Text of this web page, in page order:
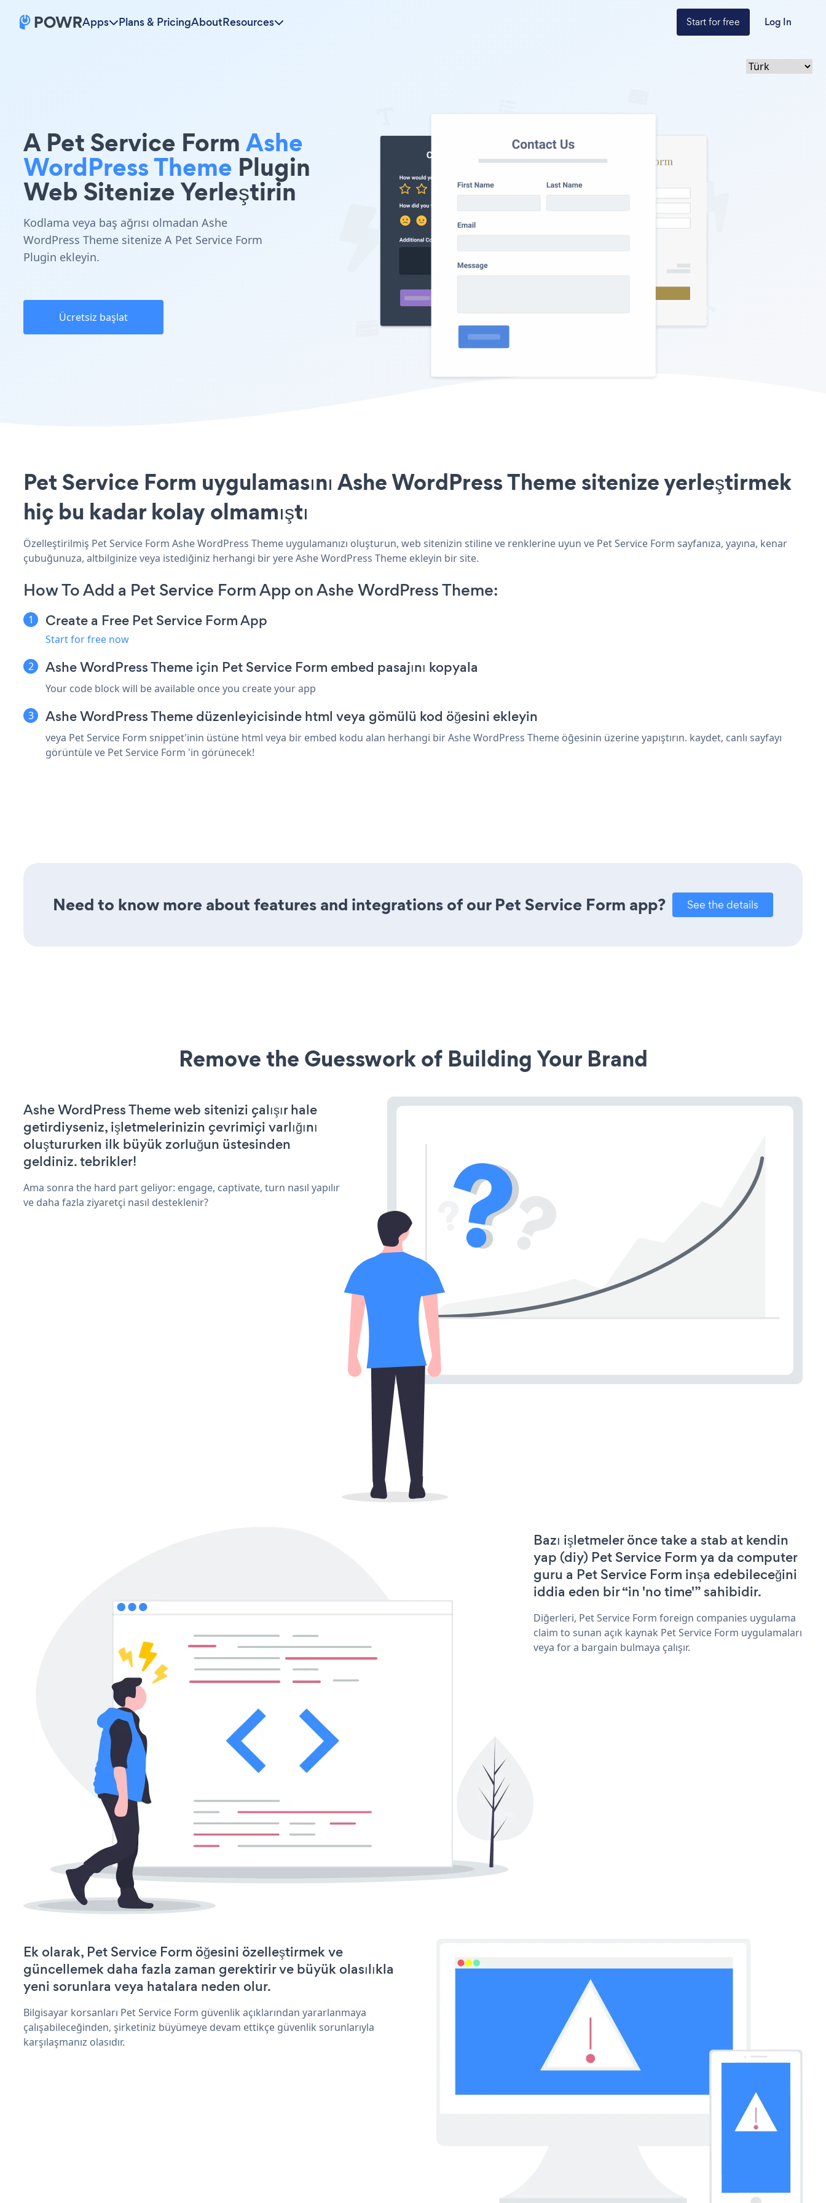
Apps Plans & PricingAboutResources Start for free Log In
A Pet Service FormAshe
WordPress Theme Plugin
Web Sitenize Yerleştirin
Kodlama veya baş ağrısı olmadan Ashe
WordPress Theme sitenize A Pet Service Form
Plugin ekleyin.
Ücretsiz başlat
Pet Service Form uygulamasını Ashe WordPress Theme sitenize yerleştirmek
hiç bu kadar kolay olmamıştı
Özelleştirilmiş Pet Service Form Ashe WordPress Theme uygulamanızı oluşturun, web sitenizin stiline ve renklerine uyun ve Pet Service Form sayfanıza, yayına, kenar
çubuğunuza, altbilginize veya istediğiniz herhangi bir yere Ashe WordPress Theme ekleyin bir site.
How To Add a Pet Service Form App on Ashe WordPress Theme:
Create a Free Pet Service Form App
Start for free now
Ashe WordPress Theme için Pet Service Form embed pasajını kopyala
Your code block will be available once you create your app
Ashe WordPress Theme düzenleyicisinde html veya gömülü kod öğesini ekleyin
veya Pet Service Form snippet'inin üstüne html veya bir embed kodu alan herhangi bir Ashe WordPress Theme öğesinin üzerine yapıştırın. kaydet, canlı sayfayı
görüntüle ve Pet Service Form 'in görünecek!
Need to know more about features and integrations of our Pet Service Form app? See the details
Remove the Guesswork of Building Your Brand
Ashe WordPress Theme web sitenizi çalışır hale
getirdiyseniz, işletmelerinizin çevrimiçi varlığını
oluştururken ilk büyük zorluğun üstesinden
geldiniz. tebrikler!
Ama sonra the hard part geliyor: engage, captivate, turn nasıl yapılır
ve daha fazla ziyaretçi nasıl desteklenir?
Bazı işletmeler önce take a stab at kendin
yap (diy) Pet Service Form ya da computer
guru a Pet Service Form inşa edebileceğini
iddia eden bir “in 'no time'” sahibidir.
Diğerleri, Pet Service Form foreign companies uygulama
claim to sunan açık kaynak Pet Service Form uygulamaları
veya for a bargain bulmaya çalışır.
Ek olarak, Pet Service Form öğesini özelleştirmek ve
güncellemek daha fazla zaman gerektirir ve büyük olasılıkla
yeni sorunlara veya hatalara neden olur.
Bilgisayar korsanları Pet Service Form güvenlik açıklarından yararlanmaya
çalışabileceğinden, şirketiniz büyümeye devam ettikçe güvenlik sorunlarıyla
karşılaşmanız olasıdır.